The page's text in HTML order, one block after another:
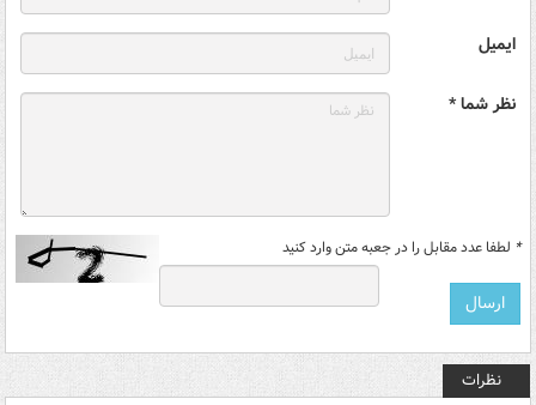
ایمیل
نظر شما *
* لطفا عدد مقابل را در جعبه متن وارد کنید
نظرات